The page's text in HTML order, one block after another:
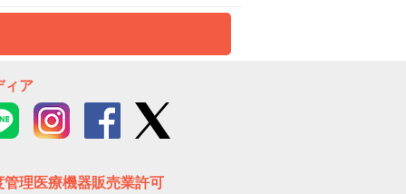
ィア
管理医療機器販売業許可